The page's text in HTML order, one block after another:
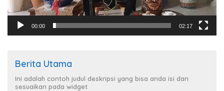
00:00 02:17
Berita Utama
Ini adalah contoh judul deskripsi yang bisa anda isi dan
sesuaikan pada widget